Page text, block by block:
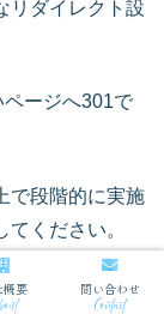
リダイレクト設
ージへ301で
で段階的に実施
ください。
し、トラフィッ
概要 問い合わせ
Contact